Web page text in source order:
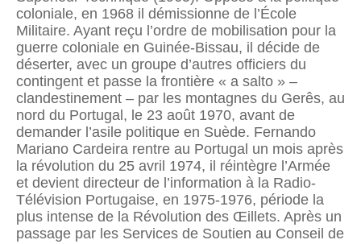
coloniale, en 1968 il démissionne de l’École
Militaire. Ayant reçu l’ordre de mobilisation pour la
guerre coloniale en Guinée-Bissau, il décide de
déserter, avec un groupe d’autres officiers du
contingent et passe la frontière « a salto » –
clandestinement – par les montagnes du Gerês, au
nord du Portugal, le 23 août 1970, avant de
demander l’asile politique en Suède. Fernando
Mariano Cardeira rentre au Portugal un mois après
la révolution du 25 avril 1974, il réintègre l’Armée
et devient directeur de l’information à la Radio-
Télévision Portugaise, en 1975-1976, période la
plus intense de la Révolution des Œillets. Après un
passage par les Services de Soutien au Conseil de